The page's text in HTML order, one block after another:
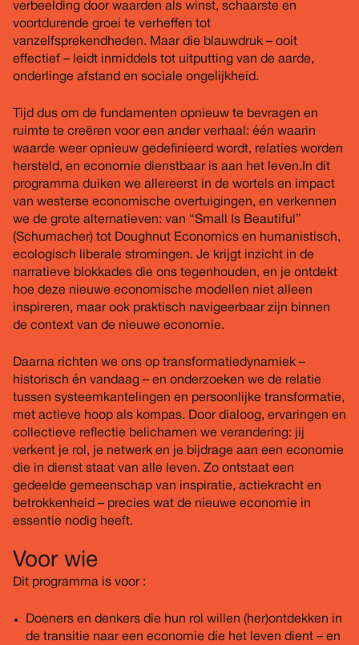
verbeelding door waarden als winst, schaarste en
voortdurende groei te verheffen tot
vanzelfsprekendheden. Maar die blauwdruk – ooit
effectief – leidt inmiddels tot uitputting van de aarde,
onderlinge afstand en sociale ongelijkheid.
Tijd dus om de fundamenten opnieuw te bevragen en
ruimte te creëren voor een ander verhaal: één waarin
waarde weer opnieuw gedefinieerd wordt, relaties worden
hersteld, en economie dienstbaar is aan het leven. In dit
programma duiken we allereerst in de wortels en impact
van westerse economische overtuigingen, en verkennen
we de grote alternatieven: van “Small Is Beautiful”
(Schumacher) tot Doughnut Economics en humanistisch,
ecologisch liberale stromingen. Je krijgt inzicht in de
narratieve blokkades die ons tegenhouden, en je ontdekt
hoe deze nieuwe economische modellen niet alleen
inspireren, maar ook praktisch navigeerbaar zijn binnen
de context van de nieuwe economie.
Daarna richten we ons op transformatiedynamiek –
historisch én vandaag – en onderzoeken we de relatie
tussen systeemkantelingen en persoonlijke transformatie,
met actieve hoop als kompas. Door dialoog, ervaringen en
collectieve reflectie belichamen we verandering: jij
verkent je rol, je netwerk en je bijdrage aan een economie
die in dienst staat van alle leven. Zo ontstaat een
gedeelde gemeenschap van inspiratie, actiekracht en
betrokkenheid – precies wat de nieuwe economie in
essentie nodig heeft.
Voor wie
Dit programma is voor :
Doeners en denkers die hun rol willen (her)ontdekken in
de transitie naar een economie die het leven dient – en